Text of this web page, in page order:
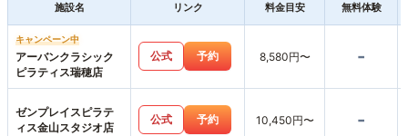
施設名 リンク 料金目安 無料体験
キャンペーン中
アーバンクラシック
ピラティス瑞穂店
公式 予約 8,580円〜 -
ゼンプレイスピラテ
ィス金山スタジオ店
公式 予約 10,450円〜 -